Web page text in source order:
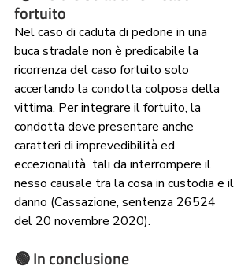
fortuito
Nel caso di caduta di pedone in una
buca stradale non è predicabile la
ricorrenza del caso fortuito solo
accertando la condotta colposa della
vittima. Per integrare il fortuito, la
condotta deve presentare anche
caratteri di imprevedibilità ed
eccezionalità  tali da interrompere il
nesso causale tra la cosa in custodia e il
danno (Cassazione, sentenza 26524
del 20 novembre 2020).
🟢 In conclusione